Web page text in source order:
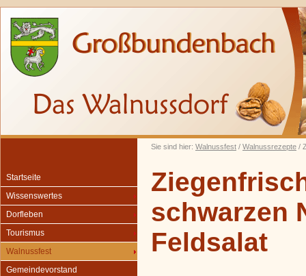
Sie sind hier: Walnussfest / Walnussrezepte /
Startseite
Wissenswertes
Dorfleben
Tourismus
Walnussfest
Gemeindevorstand
schwarzen
Feldsalat